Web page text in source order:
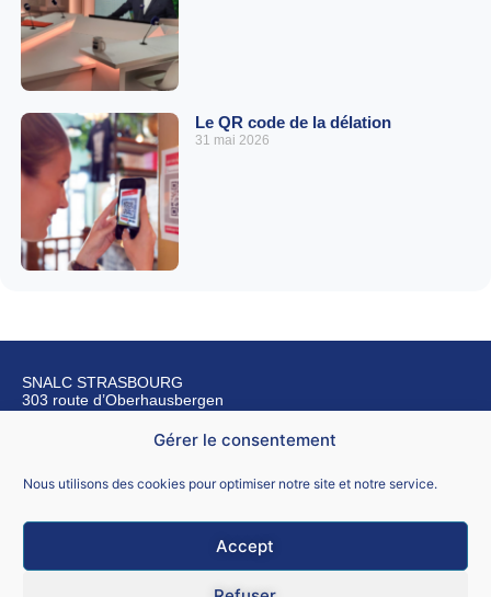
Gérer le consentement
Nous utilisons des cookies pour optimiser notre site et notre service.
Accept
Le QR code de la délation
31 mai 2026
SNALC STRASBOURG
303 route d’Oberhausbergen
67200 Strasbourg